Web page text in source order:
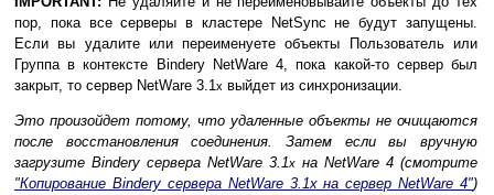
пор, пока все серверы в кластере NetSync не будут запущены.
Если вы удалите или переименуете объекты Пользователь или
Группа в контексте Bindery NetWare 4, пока какой-то сервер был
закрыт, то сервер NetWare 3.1x выйдет из синхронизации.
Это произойдет потому, что удаленные объекты не очищаются
после восстановления соединения. Затем если вы вручную
загрузите Bindery сервера NetWare 3.1x на NetWare 4 (смотрите
"Копирование Bindery сервера NetWare 3.1x на сервер NetWare 4")